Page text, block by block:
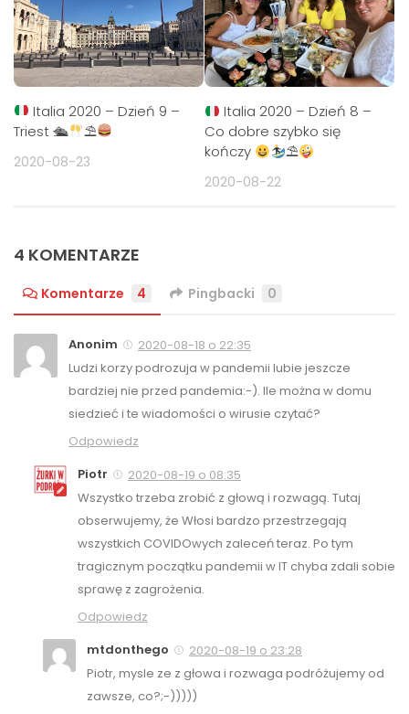
Italia 2020 – Dzień 9 –
Triest 🛳
⛱
2020-08-23
Italia 2020 – Dzień 8 –
Co dobre szybko się
kończy
⛱
2020-08-22
4 KOMENTARZE
Komentarze 4 Pingbacki 0
Anonim
2020-08-18 o 22:35
Ludzi korzy podrozuja w pandemii lubie jeszcze
bardziej nie przed pandemia:-). Ile można w domu
siedzieć i te wiadomości o wirusie czytać?
Odpowiedz
Piotr
2020-08-19 o 08:35
Wszystko trzeba zrobić z głową i rozwagą. Tutaj
obserwujemy, że Włosi bardzo przestrzegają
wszystkich COVIDOwych zaleceń teraz. Po tym
tragicznym początku pandemii w IT chyba zdali sobie
sprawę z zagrożenia.
Odpowiedz
mtdonthego
2020-08-19 o 23:28
Piotr, mysle ze z głowa i rozwaga podróżujemy od
zawsze, co?;-)))))